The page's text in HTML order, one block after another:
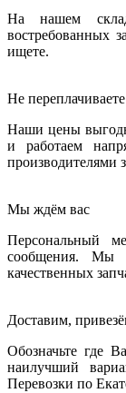
На нашем
востребованных
ищете.
Не переплачиваете
Наши цены
и работаем
производителями
Мы ждём вас
Персональный
сообщения. Мы
качественных
Доставим,
Обозначьте где
наилучший
Перевозки по